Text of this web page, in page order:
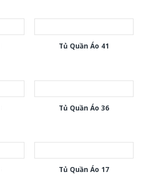
Tủ Quần Áo 41
Tủ Quần Áo 36
Tủ Quần Áo 17